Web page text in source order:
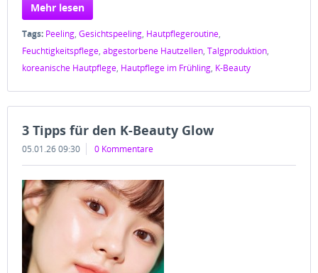
Mehr lesen
Tags: Peeling, Gesichtspeeling, Hautpflegeroutine,
Feuchtigkeitspflege, abgestorbene Hautzellen, Talgproduktion,
koreanische Hautpflege, Hautpflege im Frühling, K-Beauty
3 Tipps für den K-Beauty Glow
05.01.26 09:30 0 Kommentare